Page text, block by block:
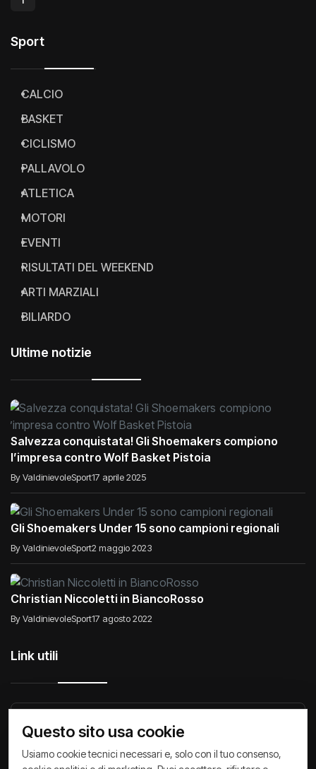
Sport
CALCIO
BASKET
CICLISMO
PALLAVOLO
ATLETICA
MOTORI
EVENTI
RISULTATI DEL WEEKEND
ARTI MARZIALI
BILIARDO
Ultime notizie
Salvezza conquistata! Gli Shoemakers compiono
l’impresa contro Wolf Basket Pistoia
By ValdinievoleSport17 aprile 2025
Gli Shoemakers Under 15 sono campioni regionali
By ValdinievoleSport2 maggio 2023
Christian Niccoletti in BiancoRosso
By ValdinievoleSport17 agosto 2022
Link utili
Raccontiamo di Noi Comunicati
Privacy Policy Cookie Policy Archivio News
Questo sito usa cookie
Usiamo cookie tecnici necessari e, solo con il tuo consenso,